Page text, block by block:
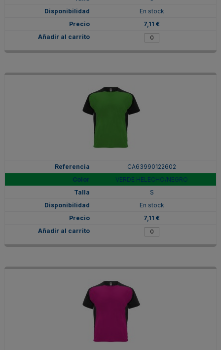
En stock
7,11 €
CA63990122602
VERDE HELECHO/NEGRO
S
En stock
7,11 €